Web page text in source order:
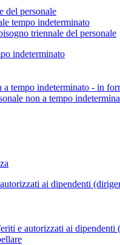
del personale
tempo indeterminato
triennale del personale
indeterminato
a tempo indeterminato - in
non a tempo
ai dipendenti
e autorizzati ai dipendenti